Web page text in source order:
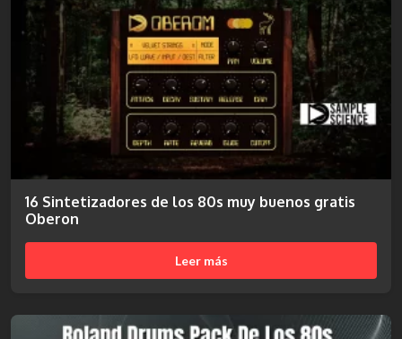
16 Sintetizadores de los 80s muy buenos gratis
Oberon
Leer más